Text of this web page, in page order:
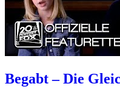
Begabt – Die